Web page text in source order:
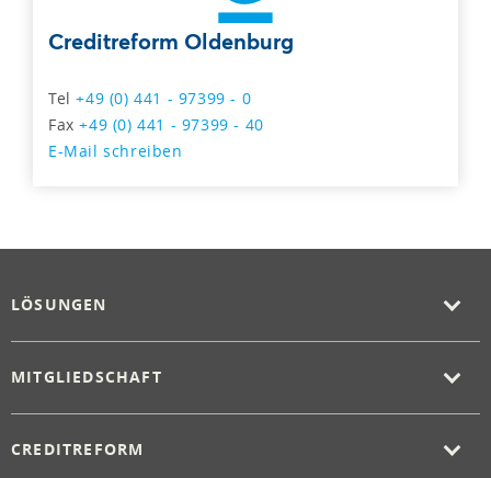
Creditreform Oldenburg
Tel+49 (0) 441 - 97399 - 0
Fax+49 (0) 441 - 97399 - 40
E-Mail schreiben
LÖSUNGEN
MITGLIEDSCHAFT
CREDITREFORM